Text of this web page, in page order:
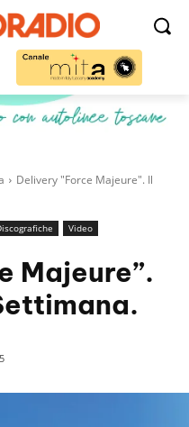
Delivery "Force Majeure". Il
Video
Majeure”.